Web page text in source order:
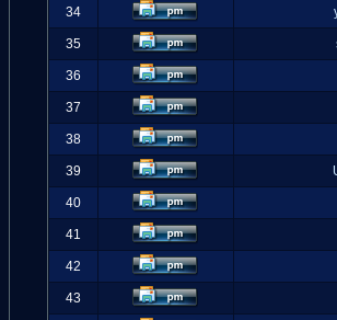
34
35
36
37
38
39
40
41
42
43